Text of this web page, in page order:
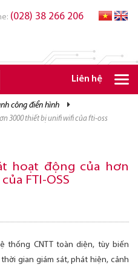
(028) 38 266 206
Liên hệ
công điển hình
3000 thiết bị unifi wifi của fti-oss
hoạt động của hơn
FTI-OSS
thống CNTT toàn diện, tùy biến
gian giám sát, phát hiện, cảnh